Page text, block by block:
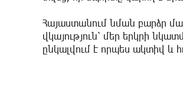
Հայաստանում նման բարձր
վկայություն՝ մեր երկրի
ընկալվում է որպես ակտիվ և